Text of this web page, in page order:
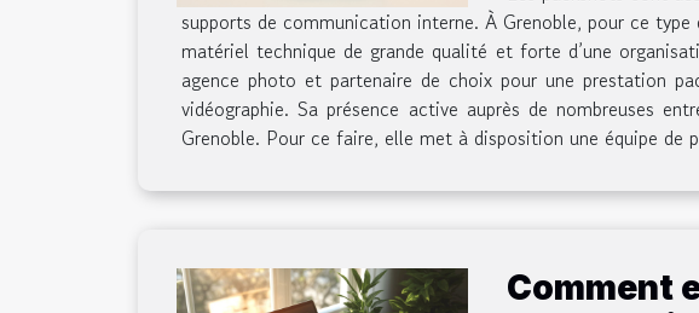
supports de communication interne. À Grenoble, pour ce
matériel technique de grande qualité et forte d’une
agence photo et partenaire de choix pour une prestation
vidéographie. Sa présence active auprès de nombreuses
Grenoble. Pour ce faire, elle met à disposition une équipe de
Comment